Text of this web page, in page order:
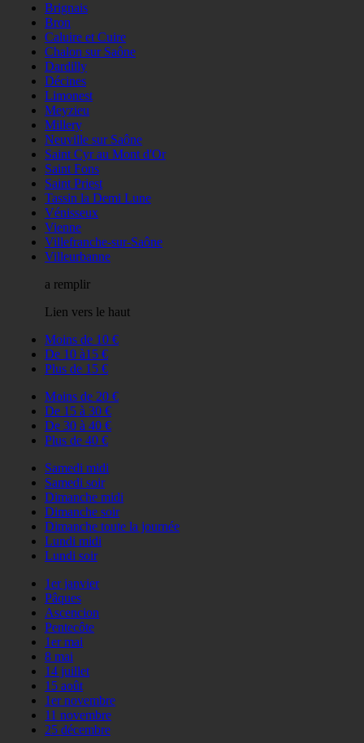
Brignais
Bron
Caluire et Cuire
Chalon sur Saône
Dardilly
Décines
Limonest
Meyzieu
Millery
Neuville sur Saône
Saint Cyr au Mont d'Or
Saint Fons
Saint Priest
Tassin la Demi Lune
Vénisseux
Vienne
Villefranche-sur-Saône
Villeurbanne
a remplir
Lien vers le haut
Moins de 10 €
De 10 à15 €
Plus de 15 €
Moins de 20 €
De 15 à 30 €
De 30 à 40 €
Plus de 40 €
Samedi midi
Samedi soir
Dimanche midi
Dimanche soir
Dimanche toute la journée
Lundi midi
Lundi soir
1er janvier
Pâques
Ascencion
Pentecôte
1er mai
8 mai
14 juillet
15 août
1er novembre
11 novembre
25 décembre